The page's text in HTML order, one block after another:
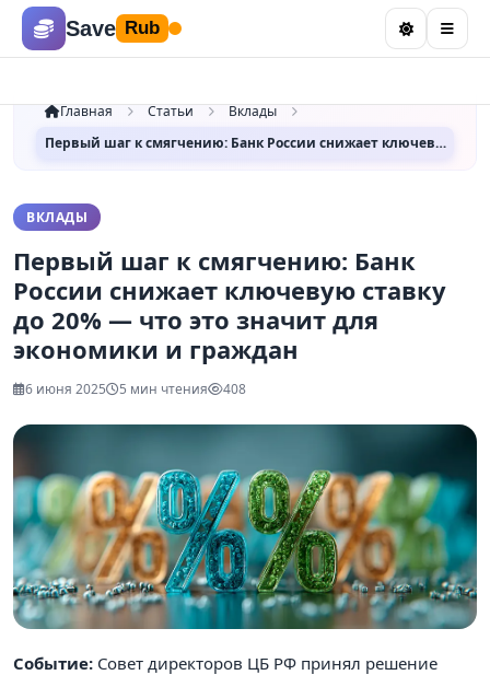
Save Rub
Главная Статьи
Вклады
Первый шаг к смягчению: Банк России снижает ключев…
ВКЛАДЫ
Первый шаг к смягчению: Банк
России снижает ключевую ставку
до 20% — что это значит для
экономики и граждан
6 июня 2025 5 мин чтения 408
Событие: Совет директоров ЦБ РФ принял решение